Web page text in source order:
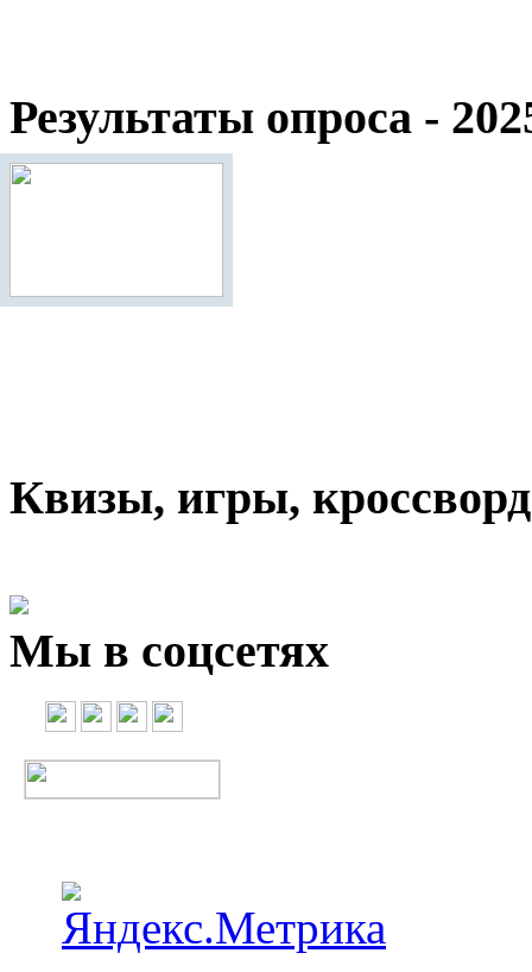
Результаты опроса -
Квизы, игры,
Мы в соцсетях